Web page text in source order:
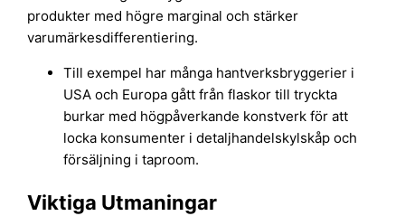
produkter med högre marginal och stärker
varumärkesdifferentiering.
Till exempel har många hantverksbryggerier i
USA och Europa gått från flaskor till tryckta
burkar med högpåverkande konstverk för att
locka konsumenter i detaljhandelskylskåp och
försäljning i taproom.
Viktiga Utmaningar